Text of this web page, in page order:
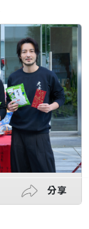
分享